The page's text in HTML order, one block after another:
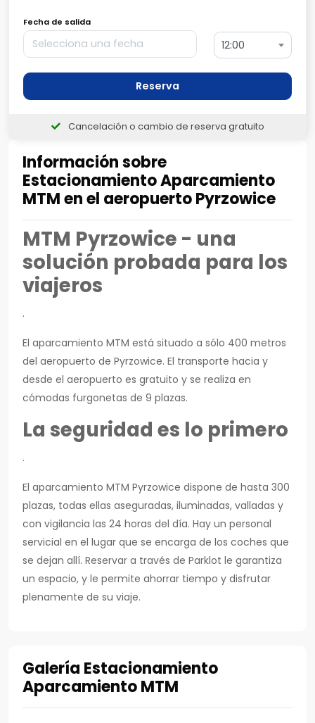
Información sobre
Estacionamiento Aparcamiento
MTM en el aeropuerto Pyrzowice
MTM Pyrzowice - una
solución probada para los
viajeros
.
El aparcamiento MTM está situado a sólo 400 metros
del aeropuerto de Pyrzowice. El transporte hacia y
desde el aeropuerto es gratuito y se realiza en
cómodas furgonetas de 9 plazas.
La seguridad es lo primero
.
El aparcamiento MTM Pyrzowice dispone de hasta 300
plazas, todas ellas aseguradas, iluminadas, valladas y
con vigilancia las 24 horas del día. Hay un personal
servicial en el lugar que se encarga de los coches que
se dejan allí. Reservar a través de Parklot le garantiza
un espacio, y le permite ahorrar tiempo y disfrutar
plenamente de su viaje.
Galería Estacionamiento
Aparcamiento MTM
Fecha de salida
12:00
Reserva
Cancelación o cambio de reserva gratuito